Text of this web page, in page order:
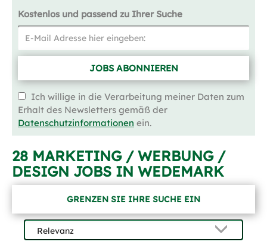
Kostenlos und passend zu Ihrer Suche
JOBS ABONNIEREN
Ich willige in die Verarbeitung meiner Daten zum
Erhalt des Newsletters gemäß der
Datenschutzinformationen ein.
28 MARKETING / WERBUNG /
DESIGN JOBS IN WEDEMARK
GRENZEN SIE IHRE SUCHE EIN